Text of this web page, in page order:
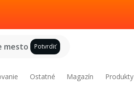
mesto Potvrdiť
Ostatné Magazín Produkty